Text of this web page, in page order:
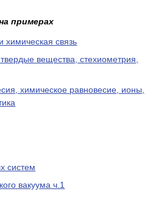
примерах
химическая связь
вещества, стехиометрия,
химическое равновесие, ионы,
систем
вакуума ч.1